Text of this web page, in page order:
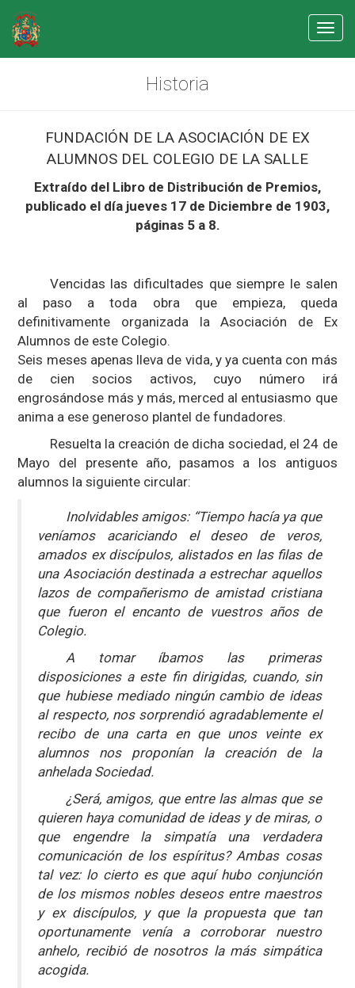
Historia
FUNDACIÓN DE LA ASOCIACIÓN DE EX
ALUMNOS DEL COLEGIO DE LA SALLE
Extraído del Libro de Distribución de Premios,
publicado el día jueves 17 de Diciembre de 1903,
páginas 5 a 8.
Vencidas las dificultades que siempre le salen
al paso a toda obra que empieza, queda
definitivamente organizada la Asociación de Ex
Alumnos de este Colegio.
Seis meses apenas lleva de vida, y ya cuenta con más
de cien socios activos, cuyo número irá
engrosándose más y más, merced al entusiasmo que
anima a ese generoso plantel de fundadores.
Resuelta la creación de dicha sociedad, el 24 de
Mayo del presente año, pasamos a los antiguos
alumnos la siguiente circular:
Inolvidables amigos: “Tiempo hacía ya que
veníamos acariciando el deseo de veros,
amados ex discípulos, alistados en las filas de
una Asociación destinada a estrechar aquellos
lazos de compañerismo de amistad cristiana
que fueron el encanto de vuestros años de
Colegio.
A tomar íbamos las primeras
disposiciones a este fin dirigidas, cuando, sin
que hubiese mediado ningún cambio de ideas
al respecto, nos sorprendió agradablemente el
recibo de una carta en que unos veinte ex
alumnos nos proponían la creación de la
anhelada Sociedad.
¿Será, amigos, que entre las almas que se
quieren haya comunidad de ideas y de miras, o
que engendre la simpatía una verdadera
comunicación de los espíritus? Ambas cosas
tal vez: lo cierto es que aquí hubo conjunción
de los mismos nobles deseos entre maestros
y ex discípulos, y que la propuesta que tan
oportunamente venía a corroborar nuestro
anhelo, recibió de nosotros la más simpática
acogida.